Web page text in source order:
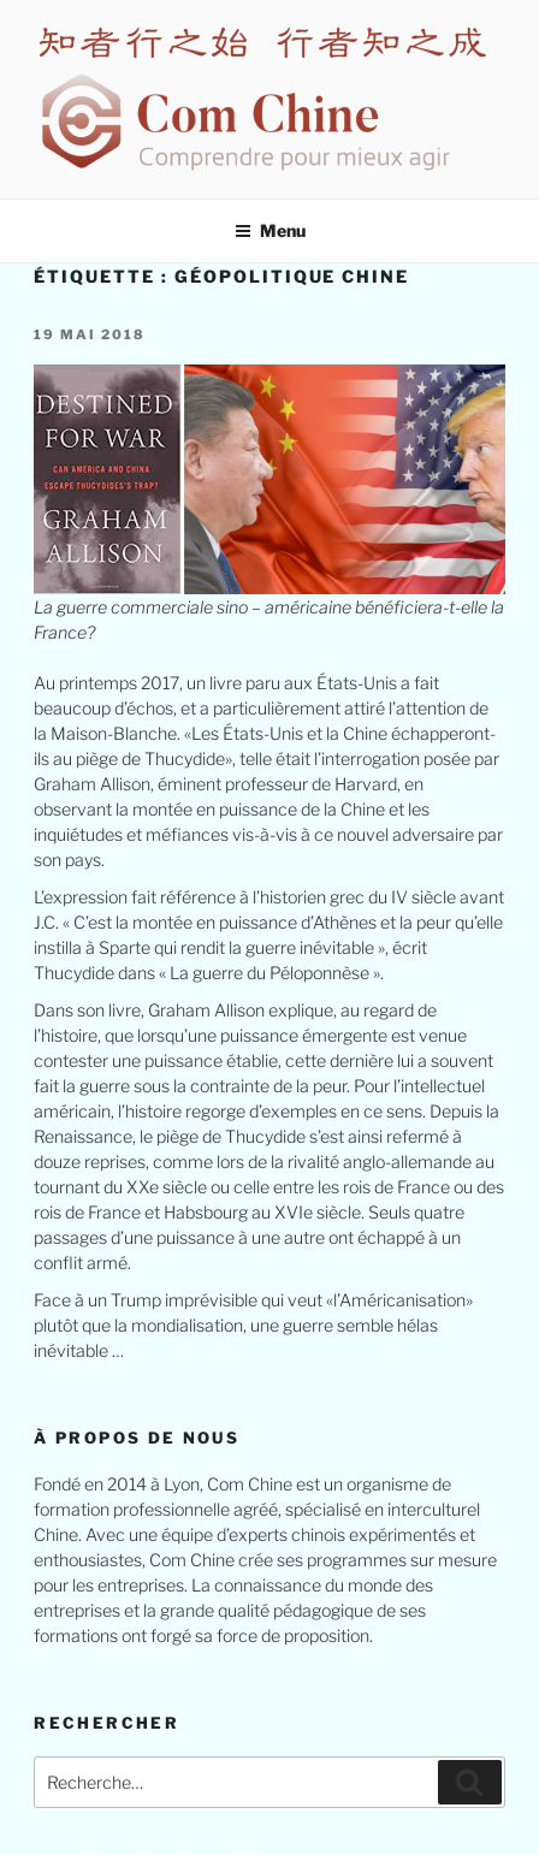
contenu
principal
Menu
ÉTIQUETTE : GÉOPOLITIQUE CHINE
PUBLIÉ
19 MAI 2018
La guerre commerciale sino – américaine bénéficiera-t-elle la
France?
Au printemps 2017, un livre paru aux États-Unis a fait
beaucoup d’échos, et a particulièrement attiré l’attention de
la Maison-Blanche. «Les États-Unis et la Chine échapperont-
ils au piège de Thucydide», telle était l’interrogation posée par
Graham Allison, éminent professeur de Harvard, en
observant la montée en puissance de la Chine et les
inquiétudes et méfiances vis-à-vis à ce nouvel adversaire par
son pays.
L’expression fait référence à l’historien grec du IV siècle avant
J.C. « C’est la montée en puissance d’Athènes et la peur qu’elle
instilla à Sparte qui rendit la guerre inévitable », écrit
Thucydide dans « La guerre du Péloponnèse ».
Dans son livre, Graham Allison explique, au regard de
l’histoire, que lorsqu’une puissance émergente est venue
contester une puissance établie, cette dernière lui a souvent
fait la guerre sous la contrainte de la peur. Pour l’intellectuel
américain, l’histoire regorge d’exemples en ce sens. Depuis la
Renaissance, le piège de Thucydide s’est ainsi refermé à
douze reprises, comme lors de la rivalité anglo-allemande au
tournant du XXe siècle ou celle entre les rois de France ou des
rois de France et Habsbourg au XVIe siècle. Seuls quatre
passages d’une puissance à une autre ont échappé à un
conflit armé.
Face à un Trump imprévisible qui veut «l’Américanisation»
plutôt que la mondialisation, une guerre semble hélas
inévitable …
À PROPOS DE NOUS
Fondé en 2014 à Lyon, Com Chine est un organisme de
formation professionnelle agréé, spécialisé en interculturel
Chine. Avec une équipe d’experts chinois expérimentés et
enthousiastes, Com Chine crée ses programmes sur mesure
pour les entreprises. La connaissance du monde des
entreprises et la grande qualité pédagogique de ses
formations ont forgé sa force de proposition.
RECHERCHER
pour